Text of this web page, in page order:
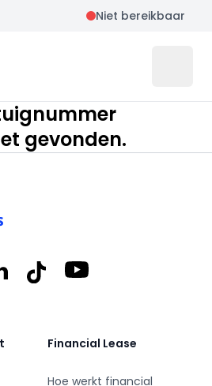
Niet bereikbaar
gevonden.
Tiktok YouTube
Financial Lease
Hoe werkt financial